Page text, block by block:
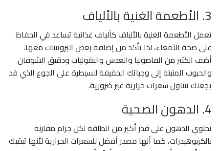
3. الأطعمة الغنية بالألياف
تعمل الأطعمة الغنية بالألياف كألياف غذائية تساعد في الحفاظ
على صحة الأمعاء، لذا تأكد من إضافة بعض البروتينات معها.
أضف الكثير من الفاصوليا والعدس والبقوليات ودقيق الشوفان
والحبوب المنبتة إلى وجباتك الخفيفة للسيطرة على الجوع الذي قد
يجعلك تتناول سعرات حرارية غير ضرورية.
4. الدهون الصحية
تحتوي الدهون على قدر أكبر من الطاقة لكل جرام مقارنة
بالكربوهيدرات، كما أنها مصدر أفضل للسعرات الحرارية لأنها تبقيك